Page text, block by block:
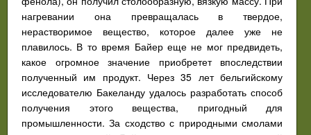
нагревании она превращалась в твердое,
нерастворимое вещество, которое далее уже не
плавилось. В то время Байер еще не мог предвидеть,
какое огромное значение приобретет впоследствии
полученный им продукт. Через 35 лет бельгийскому
исследователю Бакеланду удалось разработать способ
получения этого вещества, пригодный для
промышленности. За сходство с природными смолами